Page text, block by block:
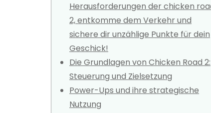
Herausforderungen der chicken
2, entkomme dem Verkehr und
sichere dir unzählige Punkte für dein
Geschick!
Die Grundlagen von Chicken Road 2:
Steuerung und Zielsetzung
Power-Ups und ihre strategische
Nutzung